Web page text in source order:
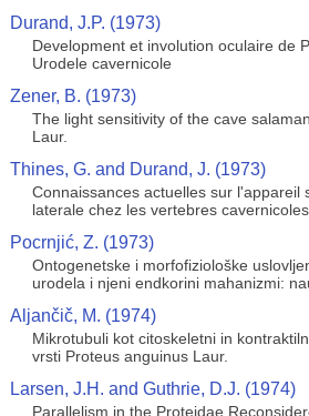
Durand, J.P. (1973)
Development et involution oculaire de
Urodele cavernicole
Zener, B. (1973)
The light sensitivity of the cave
Laur.
Thines, G. and Durand, J. (1973)
Connaissances actuelles sur l'appareil
laterale chez les vertebres
Pocrnjić, Z. (1973)
Ontogenetske i morfofiziološke
urodela i njeni endkorini mahanizmi:
Aljančič, M. (1974)
Mikrotubuli kot citoskeletni in
vrsti Proteus anguinus Laur.
Larsen, J.H. and Guthrie, D.J. (1974)
Parallelism in the Proteidae